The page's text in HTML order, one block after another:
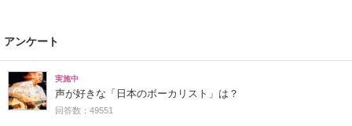
アンケート
実施中
声が好きな「日本のボーカリスト」は？
回答数：49551